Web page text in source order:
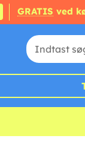
GRATIS ved